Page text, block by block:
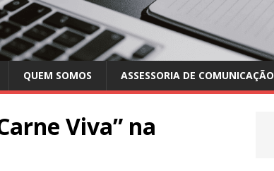
QUEM SOMOS ASSESSORIA DE COMUNICAÇÃO
Viva” na